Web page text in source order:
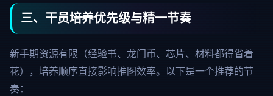
三、干员培养优先级与精一节奏
新手期资源有限（经验书、龙门币、芯片、材料都得省着
花），培养顺序直接影响推图效率。以下是一个推荐的节
奏：